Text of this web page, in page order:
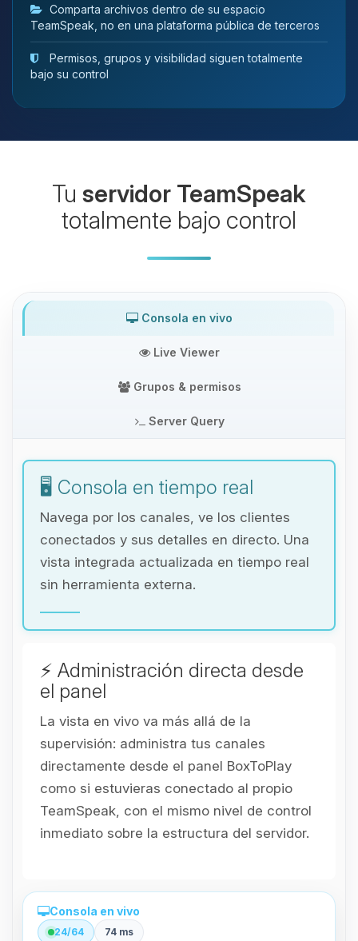
Comparta archivos dentro de su espacio
TeamSpeak, no en una plataforma pública de terceros
Permisos, grupos y visibilidad siguen totalmente
bajo su control
Tu servidor TeamSpeak
totalmente bajo control
Consola en vivo
Live Viewer
Grupos & permisos
Server Query
🖥️ Consola en tiempo real
Navega por los canales, ve los clientes
conectados y sus detalles en directo. Una
vista integrada actualizada en tiempo real
sin herramienta externa.
⚡ Administración directa desde
el panel
La vista en vivo va más allá de la
supervisión: administra tus canales
directamente desde el panel BoxToPlay
como si estuvieras conectado al propio
TeamSpeak, con el mismo nivel de control
inmediato sobre la estructura del servidor.
Consola en vivo
24/64 74 ms